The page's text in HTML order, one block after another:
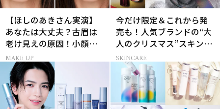
【ほしのあきさん実演】
あなたは大丈夫？古眉は
老け見えの原因！小顔と
目元パッチリを叶える美
眉術
MAKE UP
今だけ限定＆これから発
売も！人気ブランドの“大
人のクリスマス”スキンケ
アキット15選
SKINCARE